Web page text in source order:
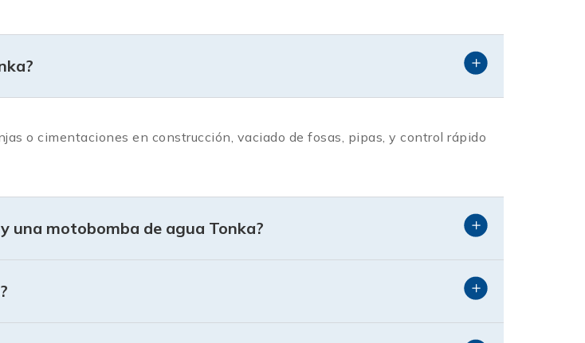
o cimentaciones en construcción, vaciado de fosas, pipas, y control rápido
una motobomba de agua Tonka?